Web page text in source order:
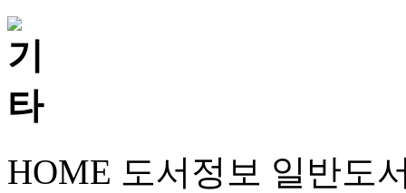
HOME 도서정보 일반도